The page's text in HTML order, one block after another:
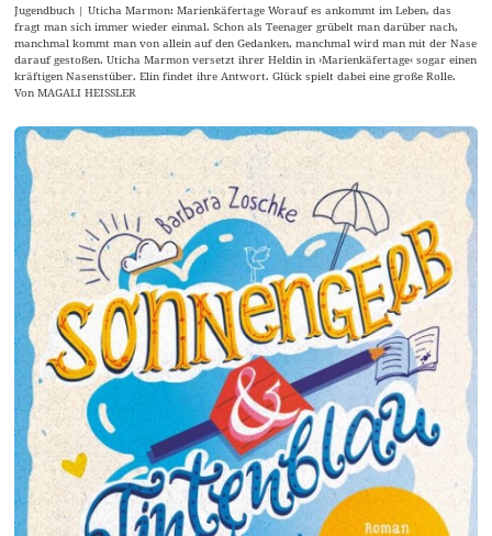
Jugendbuch | Uticha Marmon: Marienkäfertage Worauf es ankommt im Leben, das
fragt man sich immer wieder einmal. Schon als Teenager grübelt man darüber nach,
manchmal kommt man von allein auf den Gedanken, manchmal wird man mit der Nase
darauf gestoßen. Uticha Marmon versetzt ihrer Heldin in ›Marienkäfertage‹ sogar einen
kräftigen Nasenstüber. Elin findet ihre Antwort. Glück spielt dabei eine große Rolle.
Von MAGALI HEISSLER